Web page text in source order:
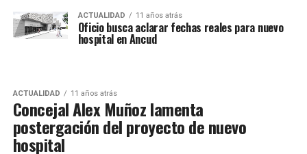
ACTUALIDAD 11 años atrás
Oficio busca aclarar fechas reales para nuevo
hospital en Ancud
ACTUALIDAD 11 años atrás
Concejal Alex Muñoz lamenta
postergación del proyecto de nuevo
hospital